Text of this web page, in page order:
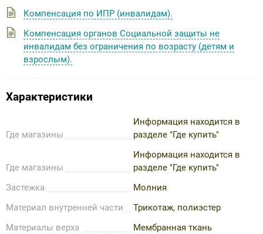
Компенсация по ИПР (инвалидам).
Компенсация органов Социальной защиты не
инвалидам без ограничения по возрасту (детям и
взрослым).
Характеристики
Где магазины
Информация находится в
разделе "Где купить"
Где магазины
Информация находится в
разделе "Где купить"
Застежка
Молния
Материал внутренней части
Трикотаж, полиэстер
Материалы верха
Мембранная ткань